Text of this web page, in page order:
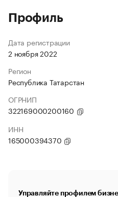
Профиль
Дата регистрации
2 ноября 2022
Регион
Республика Татарстан
ОГРНИП
322169000200160
ИНН
165000394370
Управляйте профилем